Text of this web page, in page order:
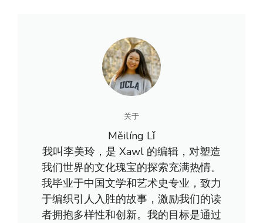
关于
Měilíng Lǐ
我叫李美玲，是 Xawl 的编辑，对塑造
我们世界的文化瑰宝的探索充满热情。
我毕业于中国文学和艺术史专业，致力
于编织引人入胜的故事，激励我们的读
者拥抱多样性和创新。我的目标是通过